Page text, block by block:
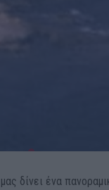
δίνει ένα